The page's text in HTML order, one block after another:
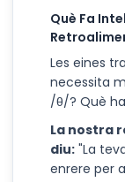
Què Fa
Les eines
necessita
/θ/? Què
La nostra
diu: "La
enrere per